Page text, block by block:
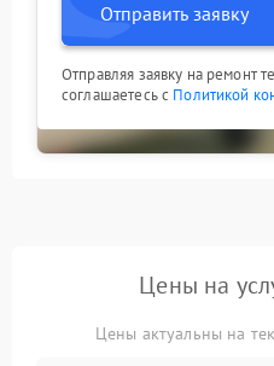
Отправить заявку
Отправляя заявку на ремонт
соглашаетесь с Политикой
Цены на
Цены актуальны на